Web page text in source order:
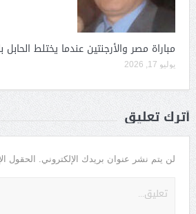
مباراة مصر والأرجنتين عندما يختلط الحابل
يوليو 17, 2026
أترك تعليق
لن يتم نشر عنوان بريدك الإلكتروني. الحقول